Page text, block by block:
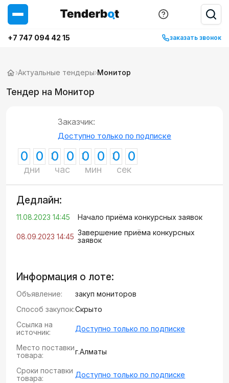
+7 747 094 42 15 заказать звонок
›Актуальные тендеры›Монитор
Тендер на Монитор
Заказчик:
Доступно только по подписке
0 0
дни
0 0
час
0 0
мин
0 0
сек
Дедлайн:
11.08.2023 14:45 Начало приёма конкурсных заявок
08.09.2023 14:45 Завершение приёма конкурсных
заявок
Информация о лоте:
Объявление:
закуп мониторов
Способ закупок:Скрыто
Ссылка на
источник:
Доступно только по подписке
Место поставки
товара:
г.Алматы
Сроки поставки
товара:
Доступно только по подписке